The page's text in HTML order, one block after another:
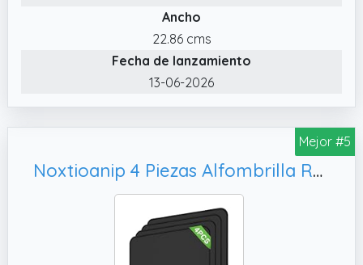
estructuras biológicas para mantener la
alineación natural de la muñeca.
✔️ Durabilidad de grado profesional. Cada
mousepad premium con soporte de muñeca
✔️ El regalo perfecto para cualquier ocasión.
Ideal para Navidad, cumpleaños, Pascua, Día
del Padre, Día de la Madre, vuelta al cole,
inicio de semestre, nuevo trabajo o ascenso:
esta alfombrilla ratón premium combina
comodidad y funcionalidad, siendo un
Ancho
22.86 cms
Fecha de lanzamiento
13-06-2026
Mejor #5
Noxtioanip 4 Piezas Alfombrilla Ratón, Seguimiento Suave y Preciso (Negro)